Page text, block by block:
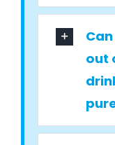
out